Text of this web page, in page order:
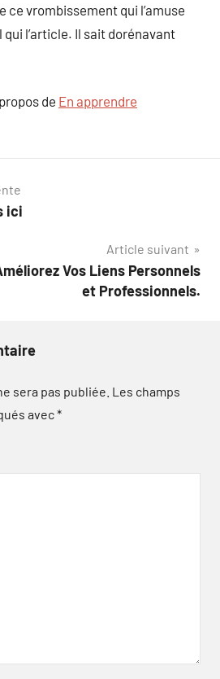
ce vrombissement qui l’amuse
qui l’article. Il sait dorénavant
de En apprendre
ici
Article suivant
Vos Liens Personnels
et Professionnels.
sera pas publiée. Les champs
avec*